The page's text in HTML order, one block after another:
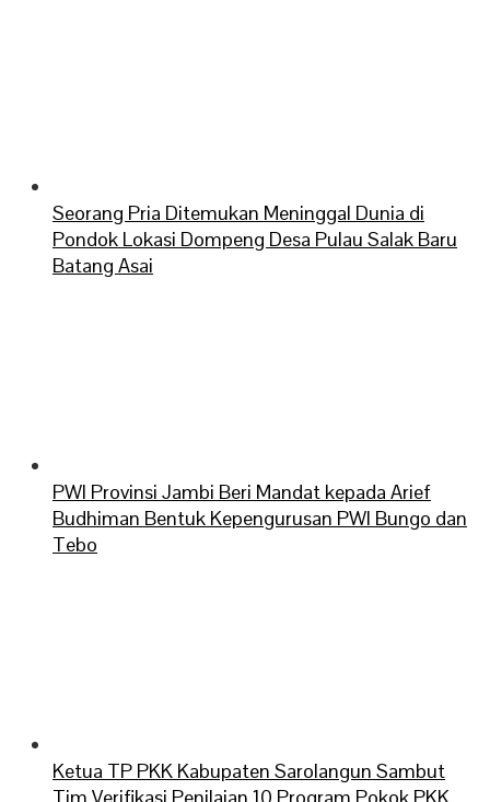
Seorang Pria Ditemukan Meninggal Dunia di
Pondok Lokasi Dompeng Desa Pulau Salak Baru
Batang Asai
PWI Provinsi Jambi Beri Mandat kepada Arief
Budhiman Bentuk Kepengurusan PWI Bungo dan
Tebo
Ketua TP PKK Kabupaten Sarolangun Sambut